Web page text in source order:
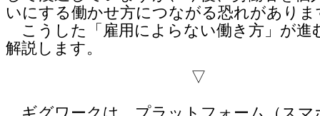
いにする働かせ方につながる恐れがありま
こうした「雇用によらない働き方」が進
解説します。
▽